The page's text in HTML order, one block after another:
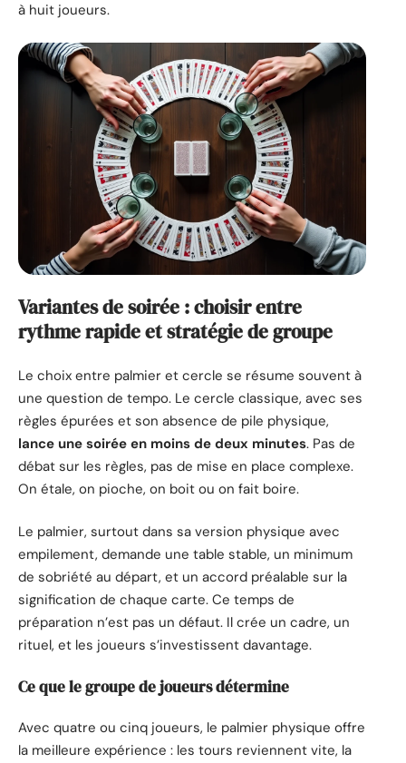
à huit joueurs.
Variantes de soirée : choisir entre
rythme rapide et stratégie de groupe
Le choix entre palmier et cercle se résume souvent à
une question de tempo. Le cercle classique, avec ses
règles épurées et son absence de pile physique,
lance une soirée en moins de deux minutes. Pas de
débat sur les règles, pas de mise en place complexe.
On étale, on pioche, on boit ou on fait boire.
Le palmier, surtout dans sa version physique avec
empilement, demande une table stable, un minimum
de sobriété au départ, et un accord préalable sur la
signification de chaque carte. Ce temps de
préparation n’est pas un défaut. Il crée un cadre, un
rituel, et les joueurs s’investissent davantage.
Ce que le groupe de joueurs détermine
Avec quatre ou cinq joueurs, le palmier physique offre
la meilleure expérience : les tours reviennent vite, la